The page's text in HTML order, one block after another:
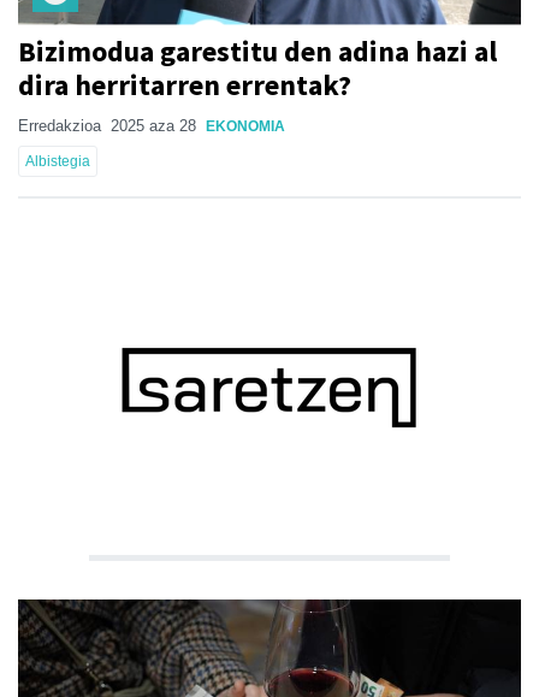
Bizimodua garestitu den adina hazi al
dira herritarren errentak?
Erredakzioa 2025 aza 28 EKONOMIA
Albistegia